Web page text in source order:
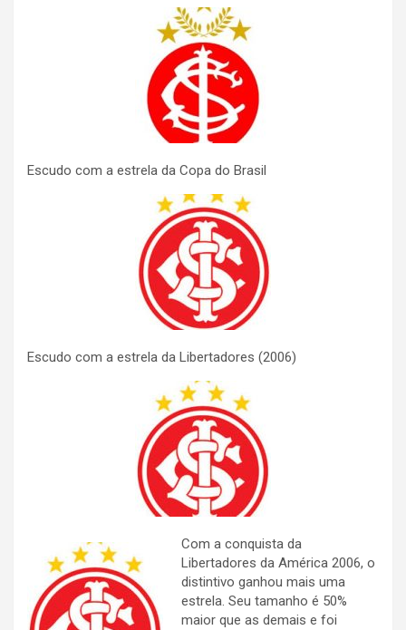
Escudo com a estrela da Copa do Brasil
Escudo com a estrela da Libertadores (2006)
Com a conquista da
Libertadores da América 2006, o
distintivo ganhou mais uma
estrela. Seu tamanho é 50%
maior que as demais e foi